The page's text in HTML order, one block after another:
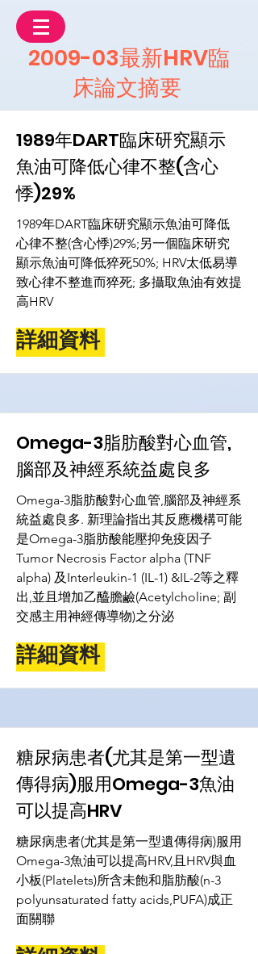
2009-03最新HRV臨
床論文摘要
1989年DART臨床研究顯示
魚油可降低心律不整(含心
悸)29%
1989年DART臨床研究顯示魚油可降低
心律不整(含心悸)29%;另一個臨床研究
顯示魚油可降低猝死50%; HRV太低易導
致心律不整進而猝死; 多攝取魚油有效提
高HRV
詳細資料
Omega-3脂肪酸對心血管,
腦部及神經系統益處良多
Omega-3脂肪酸對心血管,腦部及神經系
統益處良多. 新理論指出其反應機構可能
是Omega-3脂肪酸能壓抑免疫因子
Tumor Necrosis Factor alpha (TNF
alpha) 及Interleukin-1 (IL-1) &IL-2等之釋
出,並且增加乙醯膽鹼(Acetylcholine; 副
交感主用神經傳導物)之分泌
詳細資料
糖尿病患者(尤其是第一型遺
傳得病)服用Omega-3魚油
可以提高HRV
糖尿病患者(尤其是第一型遺傳得病)服用
Omega-3魚油可以提高HRV,且HRV與血
小板(Platelets)所含未飽和脂肪酸(n-3
polyunsaturated fatty acids,PUFA)成正
面關聯